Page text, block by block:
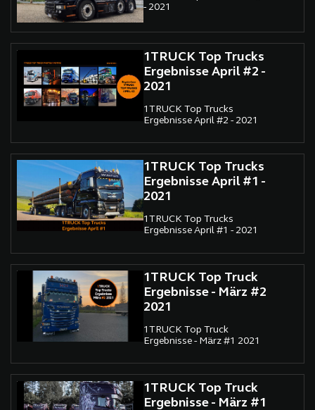
- 2021
1TRUCK Top Trucks
Ergebnisse April #2 -
2021
1TRUCK Top Trucks
Ergebnisse April #2 - 2021
1TRUCK Top Trucks
Ergebnisse April #1 -
2021
1TRUCK Top Trucks
Ergebnisse April #1 - 2021
1TRUCK Top Truck
Ergebnisse - März #2
2021
1TRUCK Top Truck
Ergebnisse - März #1 2021
1TRUCK Top Truck
Ergebnisse - März #1